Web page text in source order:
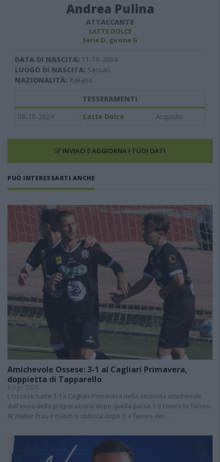
Andrea Pulina
ATTACCANTE
LATTE DOLCE
Serie D, girone G
DATA DI NASCITA: 11-10-2004
LUOGO DI NASCITA: Sassari
NAZIONALITÀ: Italiana
TESSERAMENTI
08-10-2024
Latte Dolce Acquisto
INVIACI E AGGIORNA I TUOI DATI
PUÒ INTERESSARTI ANCHE
Amichevole Ossese: 3-1 al Cagliari Primavera,
doppietta di Tapparello
8 Ago 2026
L’Ossese batte 3-1 il Cagliari Primavera nella seconda amichevole
dall'inizio della preparazione dopo quella persa 1-3 contro la Torres.
Al Walter Frau il match si sblocca dopo 6’ a favore dei…